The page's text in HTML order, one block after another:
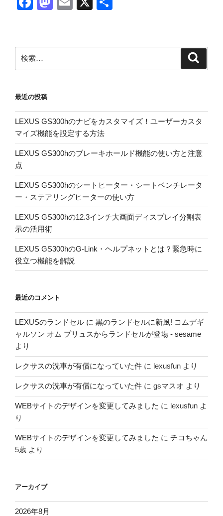
e
b
o
k
o
d
索:
最近の投稿
LEXUS GS300hのナビをカスタマイズ！ユーザーカスタ
マイズ機能を設定する方法
LEXUS GS300hのブレーキホールド機能の使い方と注意
点
LEXUS GS300hのシートヒーター・シートベンチレータ
ー・ステアリングヒーターの使い方
LEXUS GS300hの12.3インチ大画面ディスプレイ分割表
示の活用術
LEXUS GS300hのG-Link・ヘルプネットとは？緊急時に
役立つ機能を解説
最近のコメント
LEXUSのランドセル に 黒のランドセルに新風! コムデギ
ャルソン オム プリュスからランドセルが登場 - sesame
より
レクサスの洗車が有償になっていた件 に lexusfun より
レクサスの洗車が有償になっていた件 に gsマスオ より
WEBサイトのデザインを変更してみました に lexusfun よ
り
WEBサイトのデザインを変更してみました に チコちゃん
5歳 より
アーカイブ
2026年8月